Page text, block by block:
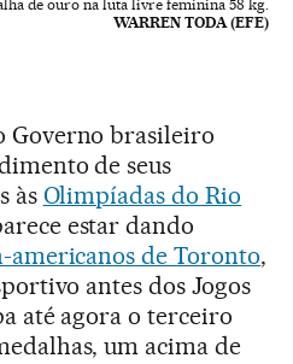
de ouro na luta livre feminina 58 kg.
WARREN TODA (EFE)
Governo brasileiro
de seus
às Olimpíadas do Rio
estar dando
americanos de Toronto,
antes dos Jogos
até agora o terceiro
um acima de